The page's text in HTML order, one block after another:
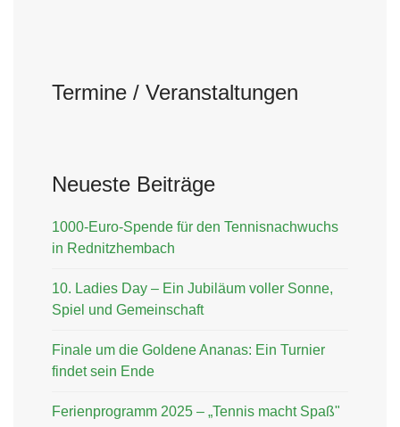
Termine / Veranstaltungen
Neueste Beiträge
1000-Euro-Spende für den Tennisnachwuchs
in Rednitzhembach
10. Ladies Day – Ein Jubiläum voller Sonne,
Spiel und Gemeinschaft
Finale um die Goldene Ananas: Ein Turnier
findet sein Ende
Ferienprogramm 2025 – „Tennis macht Spaß"